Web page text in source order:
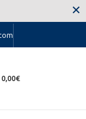
0,00€
✕